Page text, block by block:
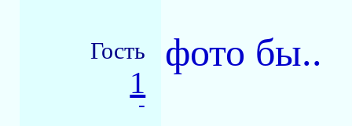
Гость
1
-
фото бы..